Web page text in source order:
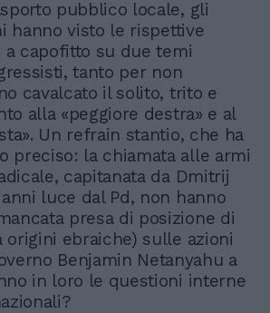
pubblico locale, gli
hanno visto le rispettive
a capofitto su due temi
tanto per non
cavalcato il solito, trito e
alla «peggiore destra» e al
Un refrain stantio, che ha
preciso: la chiamata alle armi
capitanata da Dmitrij
luce dal Pd, non hanno
presa di posizione di
origini ebraiche) sulle azioni
Benjamin Netanyahu a
in loro le questioni interne